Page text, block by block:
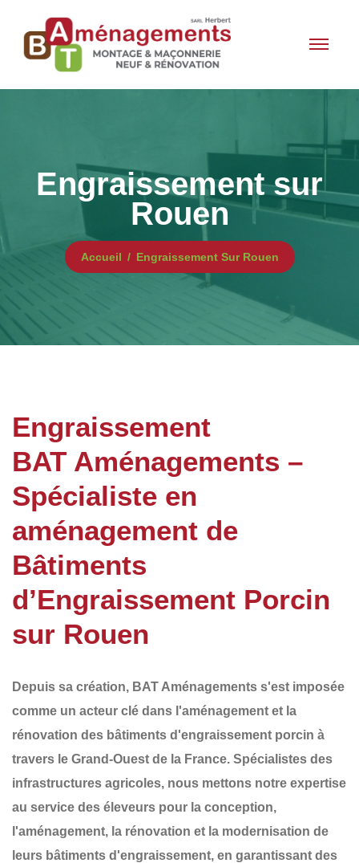
Engraissement sur
Rouen
Accueil Engraissement Sur Rouen
Engraissement
BAT Aménagements –
Spécialiste en
aménagement de
Bâtiments
d’Engraissement Porcin
sur Rouen
Depuis sa création, BAT Aménagements s'est imposée
comme un acteur clé dans l'aménagement et la
rénovation des bâtiments d'engraissement porcin à
travers le Grand-Ouest de la France. Spécialistes des
infrastructures agricoles, nous mettons notre expertise
au service des éleveurs pour la conception,
l'aménagement, la rénovation et la modernisation de
leurs bâtiments d'engraissement, en garantissant des